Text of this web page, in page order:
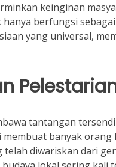
keinginan
hanya berfungsi
yang universal,
tantangan
membuat banyak
telah diwariskan dari